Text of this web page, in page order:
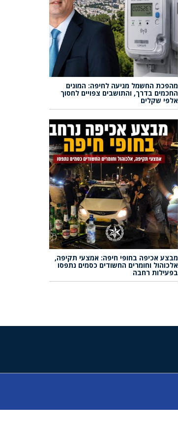
מהפכת החשמל מגיעה לחיפה: המונים
החכמים בדרך, והתושבים צפויים לחסוך
אלפי שקלים
מבצע אכיפה בחופי חיפה: אמצעי תקיפה,
אלכוהול וחומרים החשודים כסמים נתפסו
בפעילות רחבה